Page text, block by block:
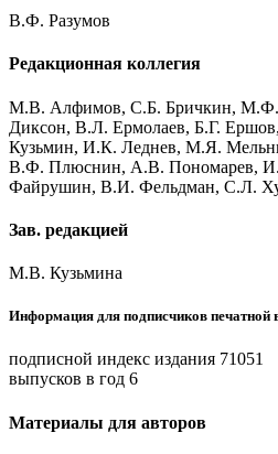
В.Ф. Разумов
Редакционная коллегия
М.В. Алфимов, С.Б. Бричкин, М.Ф.
Диксон, В.Л. Ермолаев, Б.Г.
Кузьмин, И.К. Леднев, М.Я.
В.Ф. Плюснин, А.В. Пономарев,
Файрушин, В.И. Фельдман, С.Л.
Зав. редакцией
М.В. Кузьмина
Информация для подписчиков печатной
подписной индекс издания 71051
выпусков в год 6
Материалы для авторов